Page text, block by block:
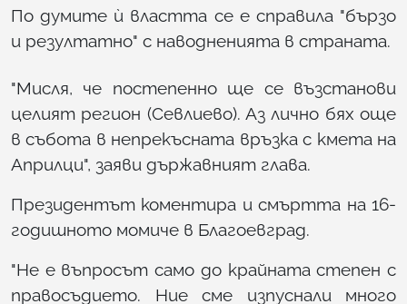
По думите ѝ властта се е справила "бързо
и резултатно" с наводненията в страната.
"Мисля, че постепенно ще се възстанови
целият регион (Севлиево). Аз лично бях още
в събота в непрекъсната връзка с кмета на
Априлци", заяви държавният глава.
Президентът коментира и смъртта на 16-
годишното момиче в Благоевград.
"Не е въпросът само до крайната степен с
правосъдието. Ние сме изпуснали много